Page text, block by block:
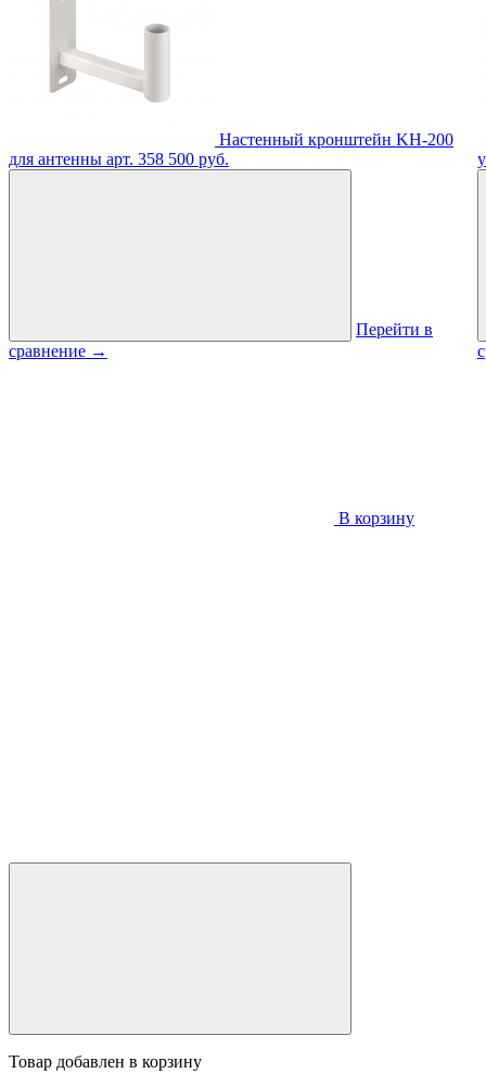
Настенный кронштейн KH-200
для антенны арт. 358 500 руб.
Перейти в
сравнение →
В корзину
Товар добавлен в корзину